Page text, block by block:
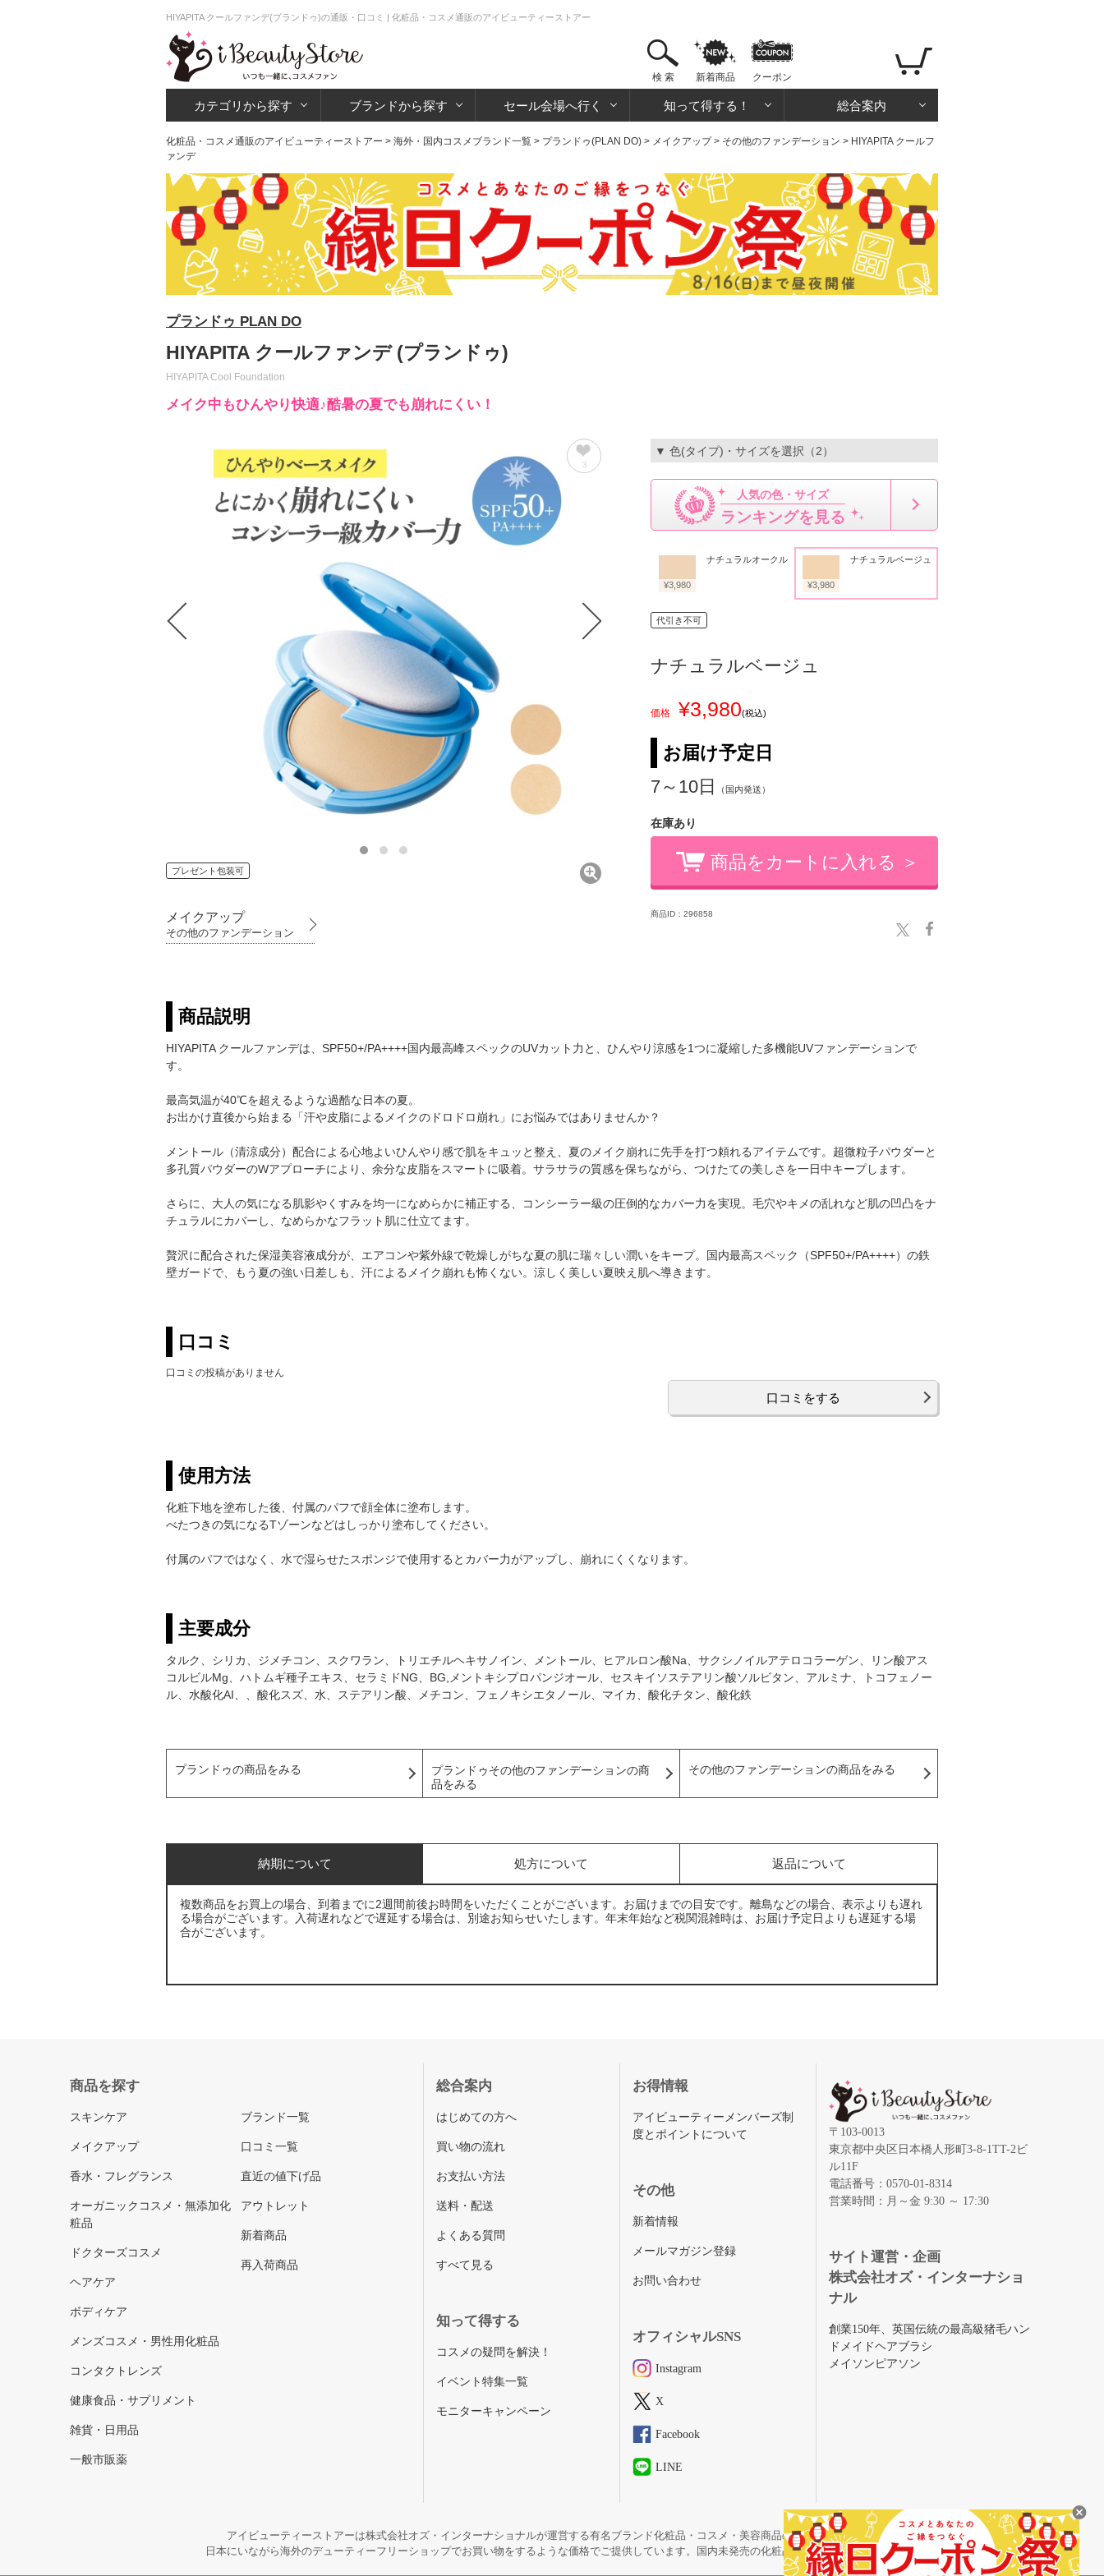
HIYAPITA クールファンデ(プランドゥ)の通販・口コミ | 化粧品・コスメ通販のアイビューティーストアー
検 索 新着商品 クーポン
カテゴリから探す ブランドから探す セール会場へ行く 知って得する！ 総合案内
化粧品・コスメ通販のアイビューティーストアー > 海外・国内コスメブランド一覧 > プランドゥ(PLAN DO) > メイクアップ> その他のファンデーション > HIYAPITA クールフ
ァンデ
プランドゥ PLAN DO
HIYAPITA クールファンデ (プランドゥ)
HIYAPITA Cool Foundation
メイク中もひんやり快適♪酷暑の夏でも崩れにくい！
プレゼント包装可
3
メイクアップ
その他のファンデーション
▼ 色(タイプ)・サイズを選択（2）
人気の色・サイズ
ランキングを見る
¥3,980
ナチュラルオークル
¥3,980
ナチュラルベージュ
代引き不可
ナチュラルベージュ
価格 ¥3,980(税込)
お届け予定日
7～10日
（国内発送）
在庫あり
商品をカートに入れる ＞
商品ID：296858
商品説明
HIYAPITA クールファンデは、SPF50+/PA++++国内最高峰スペックのUVカット力と、ひんやり涼感を1つに凝縮した多機能UVファンデーションで
す。
最高気温が40℃を超えるような過酷な日本の夏。
お出かけ直後から始まる「汗や皮脂によるメイクのドロドロ崩れ」にお悩みではありませんか？
メントール（清涼成分）配合による心地よいひんやり感で肌をキュッと整え、夏のメイク崩れに先手を打つ頼れるアイテムです。超微粒子パウダーと
多孔質パウダーのWアプローチにより、余分な皮脂をスマートに吸着。サラサラの質感を保ちながら、つけたての美しさを一日中キープします。
さらに、大人の気になる肌影やくすみを均一になめらかに補正する、コンシーラー級の圧倒的なカバー力を実現。毛穴やキメの乱れなど肌の凹凸をナ
チュラルにカバーし、なめらかなフラット肌に仕立てます。
贅沢に配合された保湿美容液成分が、エアコンや紫外線で乾燥しがちな夏の肌に瑞々しい潤いをキープ。国内最高スペック（SPF50+/PA++++）の鉄
壁ガードで、もう夏の強い日差しも、汗によるメイク崩れも怖くない。涼しく美しい夏映え肌へ導きます。
口コミ
口コミの投稿がありません
口コミをする
使用方法
化粧下地を塗布した後、付属のパフで顔全体に塗布します。
べたつきの気になるTゾーンなどはしっかり塗布してください。
付属のパフではなく、水で湿らせたスポンジで使用するとカバー力がアップし、崩れにくくなります。
主要成分
タルク、シリカ、ジメチコン、スクワラン、トリエチルヘキサノイン、メントール、ヒアルロン酸Na、サクシノイルアテロコラーゲン、リン酸アス
コルビルMg、ハトムギ種子エキス、セラミドNG、BG,メントキシプロパンジオール、セスキイソステアリン酸ソルビタン、アルミナ、トコフェノー
ル、水酸化AI、、酸化スズ、水、ステアリン酸、メチコン、フェノキシエタノール、マイカ、酸化チタン、酸化鉄
プランドゥの商品をみる
プランドゥその他のファンデーションの商
品をみる
その他のファンデーションの商品をみる
納期について 処方について 返品について
複数商品をお買上の場合、到着までに2週間前後お時間をいただくことがございます。お届けまでの目安です。離島などの場合、表示よりも遅れ
る場合がございます。入荷遅れなどで遅延する場合は、別途お知らせいたします。年末年始など税関混雑時は、お届け予定日よりも遅延する場
合がございます。
商品を探す
スキンケア
メイクアップ
香水・フレグランス
オーガニックコスメ・無添加化
粧品
ドクターズコスメ
ヘアケア
ボディケア
メンズコスメ・男性用化粧品
コンタクトレンズ
健康食品・サプリメント
雑貨・日用品
一般市販薬
ブランド一覧
口コミ一覧
直近の値下げ品
アウトレット
新着商品
再入荷商品
総合案内
はじめての方へ
買い物の流れ
お支払い方法
送料・配送
よくある質問
すべて見る
知って得する
コスメの疑問を解決！
イベント特集一覧
モニターキャンペーン
お得情報
アイビューティーメンバーズ制
度とポイントについて
その他
新着情報
メールマガジン登録
お問い合わせ
オフィシャルSNS
Instagram
X
Facebook
LINE
〒103-0013
東京都中央区日本橋人形町3-8-1TT-2ビ
ル11F
電話番号：0570-01-8314
営業時間：月～金 9:30 ～ 17:30
サイト運営・企画
株式会社オズ・インターナショ
ナル
創業150年、英国伝統の最高級猪毛ハン
ドメイドヘアブラシ
メイソンピアソン
アイビューティーストアーは株式会社オズ・インターナショナルが運営する有名ブランド化粧品・コスメ・美容商品の通販サイトです。
日本にいながら海外のデューティーフリーショップでお買い物をするような価格でご提供しています。国内未発売の化粧品も取り揃えています。